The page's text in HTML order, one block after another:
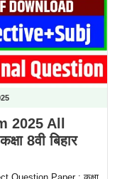
2025 All
8वी बिहार